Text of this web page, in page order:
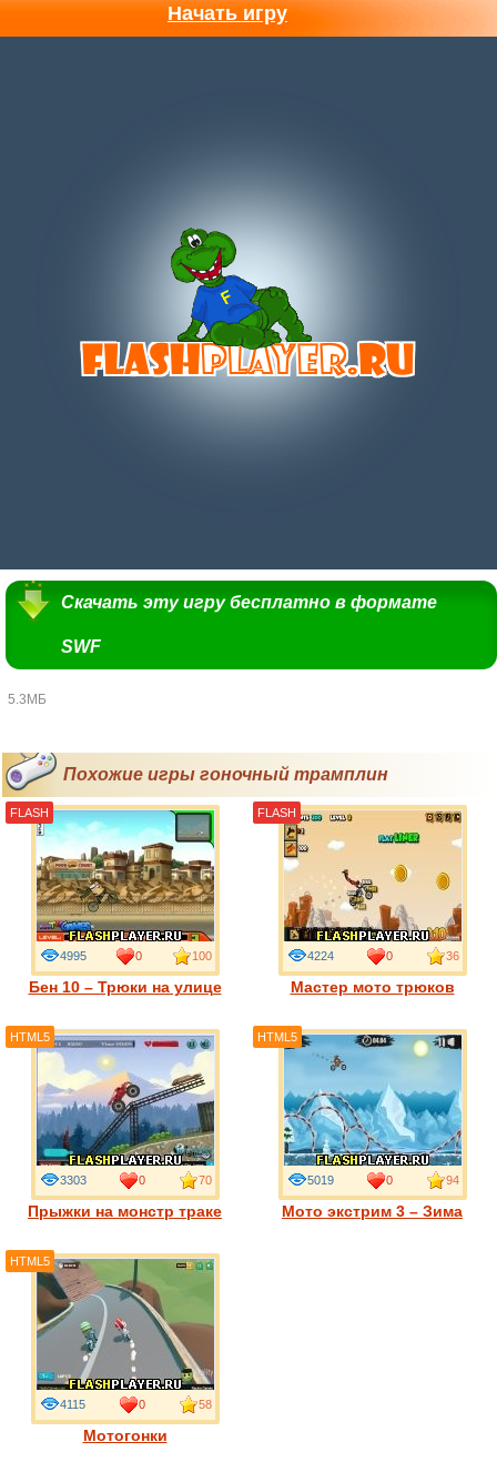
Начать игру
Скачать эту игру бесплатно в формате
SWF
5.3МБ
Похожие игры гоночный трамплин
Бен 10 – Трюки на улице
4995 0 100
FLASH
Мастер мото трюков
4224 0 36
FLASH
Прыжки на монстр траке
3303 0 70
HTML5
Мото экстрим 3 – Зима
5019 0 94
HTML5
Мотогонки
4115 0 58
HTML5